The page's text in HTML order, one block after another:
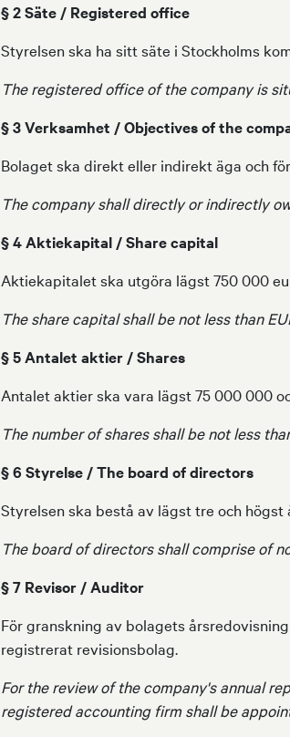
§ 2 Säte / Registered office
Styrelsen ska ha sitt säte i Stockholms
The registered office of the company is
§ 3 Verksamhet / Objectives of the
Bolaget ska direkt eller indirekt äga och
The company shall directly or indirectly
§ 4 Aktiekapital / Share capital
Aktiekapitalet ska utgöra lägst 750 000
The share capital shall be not less than
§ 5 Antalet aktier / Shares
Antalet aktier ska vara lägst 75 000 000
The number of shares shall be not less
§ 6 Styrelse / The board of directors
Styrelsen ska bestå av lägst tre och
The board of directors shall comprise of
§ 7 Revisor / Auditor
För granskning av bolagets
registrerat revisionsbolag.
For the review of the company's annual
registered accounting firm shall be